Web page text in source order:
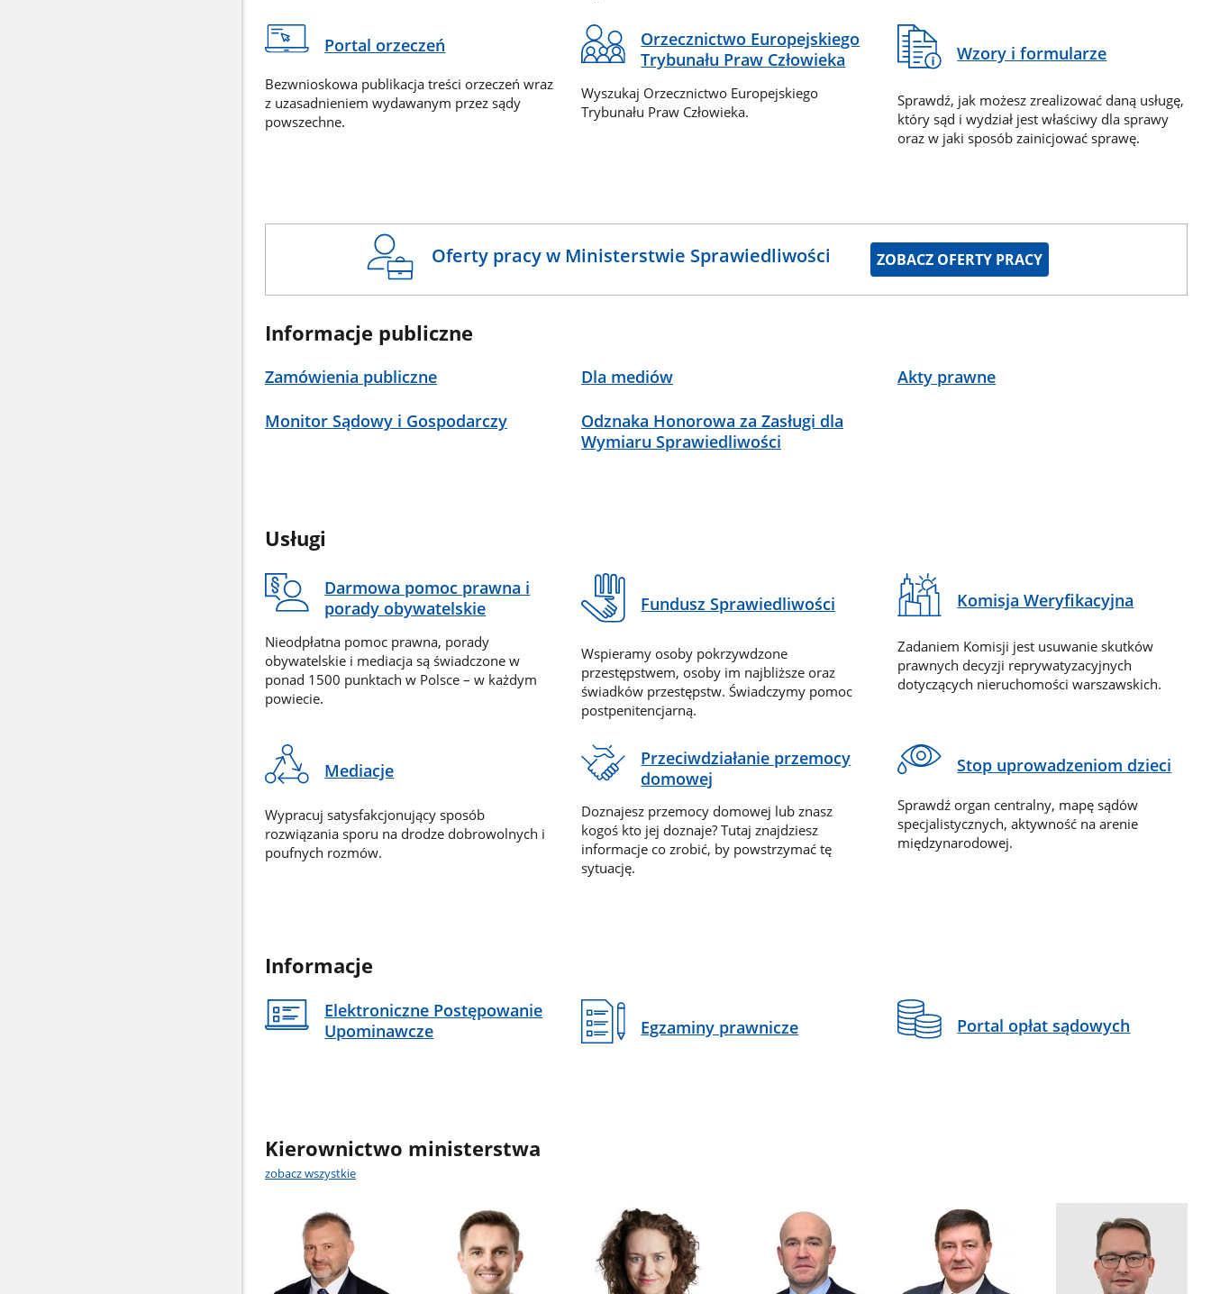
Portal orzeczeń
Bezwnioskowa publikacja treści orzeczeń wraz
z uzasadnieniem wydawanym przez sądy
powszechne.
Orzecznictwo Europejskiego
Trybunału Praw Człowieka
Wyszukaj Orzecznictwo Europejskiego
Trybunału Praw Człowieka.
Wzory i formularze
Sprawdź, jak możesz zrealizować daną usługę,
który sąd i wydział jest właściwy dla sprawy
oraz w jaki sposób zainicjować sprawę.
Oferty pracy w Ministerstwie Sprawiedliwości ZOBACZ OFERTY PRACY
Informacje publiczne
Zamówienia publiczne Dla mediów Akty prawne
Monitor Sądowy i Gospodarczy
Odznaka Honorowa za Zasługi dla
Wymiaru Sprawiedliwości
Usługi
Darmowa pomoc prawna i
porady obywatelskie
Nieodpłatna pomoc prawna, porady
obywatelskie i mediacja są świadczone w
ponad 1500 punktach w Polsce – w każdym
powiecie.
Fundusz Sprawiedliwości
Wspieramy osoby pokrzywdzone
przestępstwem, osoby im najbliższe oraz
świadków przestępstw. Świadczymy pomoc
postpenitencjarną.
Komisja Weryfikacyjna
Zadaniem Komisji jest usuwanie skutków
prawnych decyzji reprywatyzacyjnych
dotyczących nieruchomości warszawskich.
Mediacje
Wypracuj satysfakcjonujący sposób
rozwiązania sporu na drodze dobrowolnych i
poufnych rozmów.
Przeciwdziałanie przemocy
domowej
Doznajesz przemocy domowej lub znasz
kogoś kto jej doznaje? Tutaj znajdziesz
informacje co zrobić, by powstrzymać tę
sytuację.
Stop uprowadzeniom dzieci
Sprawdź organ centralny, mapę sądów
specjalistycznych, aktywność na arenie
międzynarodowej.
Informacje
Elektroniczne Postępowanie
Upominawcze
Egzaminy prawnicze Portal opłat sądowych
Kierownictwo ministerstwa
zobacz wszystkie